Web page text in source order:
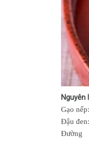
Nguyên
Gạo
Đậu
Đường